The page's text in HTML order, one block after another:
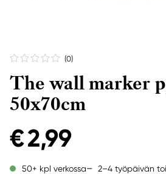
(0)
The wall marker
50x70cm
€ 2,99
50+ kpl verkossa 2–4 työpäivän